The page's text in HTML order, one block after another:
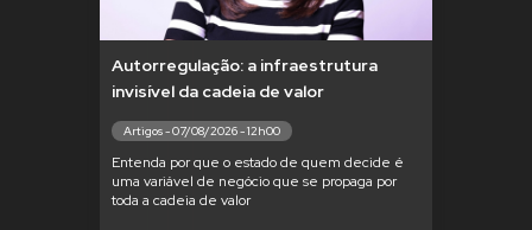
Autorregulação: a infraestrutura
invisível da cadeia de valor
Artigos - 07/08/2026 - 12h00
Entenda por que o estado de quem decide é
uma variável de negócio que se propaga por
toda a cadeia de valor